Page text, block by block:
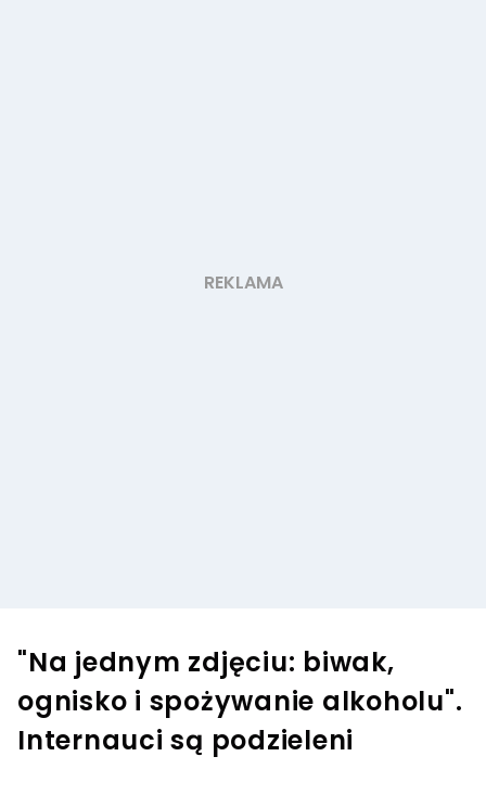
"Na jednym zdjęciu: biwak,
ognisko i spożywanie alkoholu".
Internauci są podzieleni